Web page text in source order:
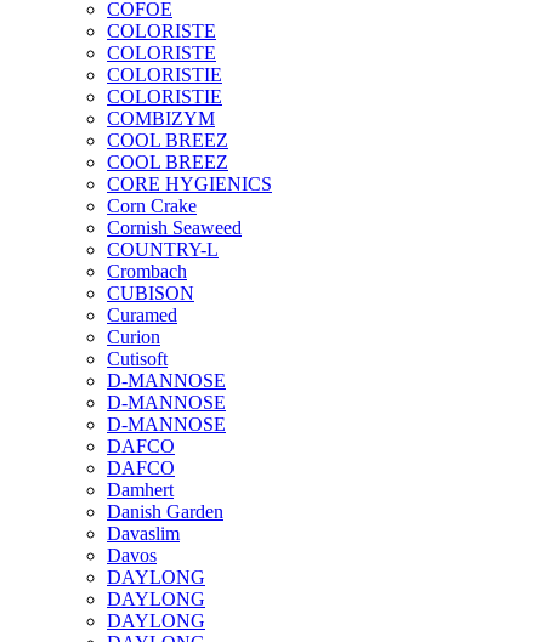
COFOE
COLORISTE
COLORISTE
COLORISTIE
COLORISTIE
COMBIZYM
COOL BREEZ
COOL BREEZ
CORE HYGIENICS
Corn Crake
Cornish Seaweed
COUNTRY-L
Crombach
CUBISON
Curamed
Curion
Cutisoft
D-MANNOSE
D-MANNOSE
D-MANNOSE
DAFCO
DAFCO
Damhert
Danish Garden
Davaslim
Davos
DAYLONG
DAYLONG
DAYLONG